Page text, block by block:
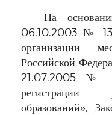
КОНТАКТЫ
На
06.10.2003 №
организации
Российской
21.07.2005 №
регистрации
образований»,